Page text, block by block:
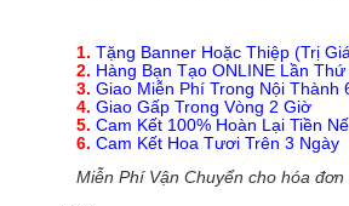
1. Tặng Banner Hoặc Thiệp (Trị
2. Hàng Bạn Tạo ONLINE Lần Thứ
3. Giao Miễn Phí Trong Nội Thành
4. Giao Gấp Trong Vòng 2 Giờ
5. Cam Kết 100% Hoàn Lại Tiền
6. Cam Kết Hoa Tươi Trên 3 Ngày
Miễn Phí Vận Chuyển cho hóa